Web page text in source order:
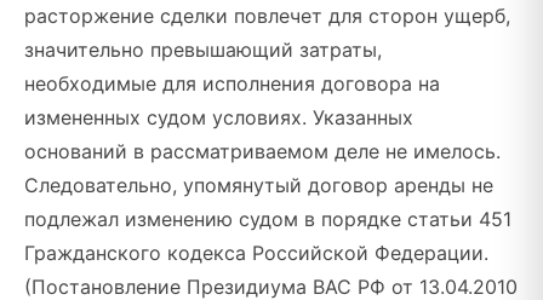
расторжение сделки повлечет для сторон ущерб,
значительно превышающий затраты,
необходимые для исполнения договора на
измененных судом условиях. Указанных
оснований в рассматриваемом деле не имелось.
Следовательно, упомянутый договор аренды не
подлежал изменению судом в порядке статьи 451
Гражданского кодекса Российской Федерации.
(Постановление Президиума ВАС РФ от 13.04.2010